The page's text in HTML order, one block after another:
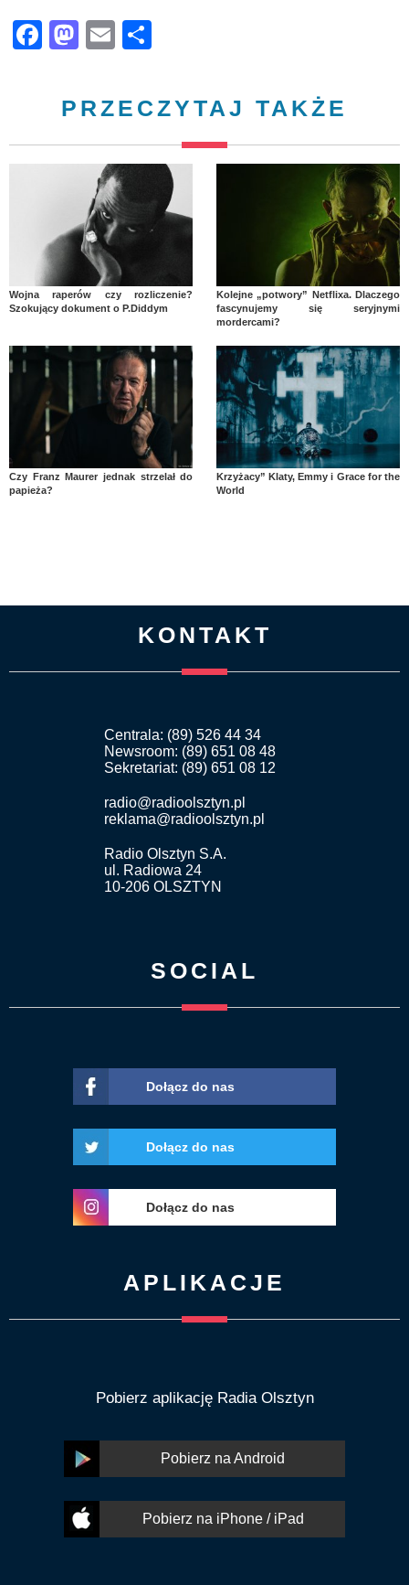
Facebook
Mastodon
Email
PRZECZYTAJ TAKŻE
Wojna raperów czy rozliczenie?
Szokujący dokument o P.Diddym
Kolejne „potwory” Netflixa. Dlaczego
fascynujemy się seryjnymi
mordercami?
Czy Franz Maurer jednak strzelał do
papieża?
Krzyżacy” Klaty, Emmy i Grace for the
World
KONTAKT
Centrala: (89) 526 44 34
Newsroom: (89) 651 08 48
Sekretariat: (89) 651 08 12
radio@radioolsztyn.pl
reklama@radioolsztyn.pl
Radio Olsztyn S.A.
ul. Radiowa 24
10-206 OLSZTYN
SOCIAL
Dołącz do nas
Dołącz do nas
Dołącz do nas
APLIKACJE
Pobierz aplikację Radia Olsztyn
Pobierz na Android
Pobierz na iPhone / iPad